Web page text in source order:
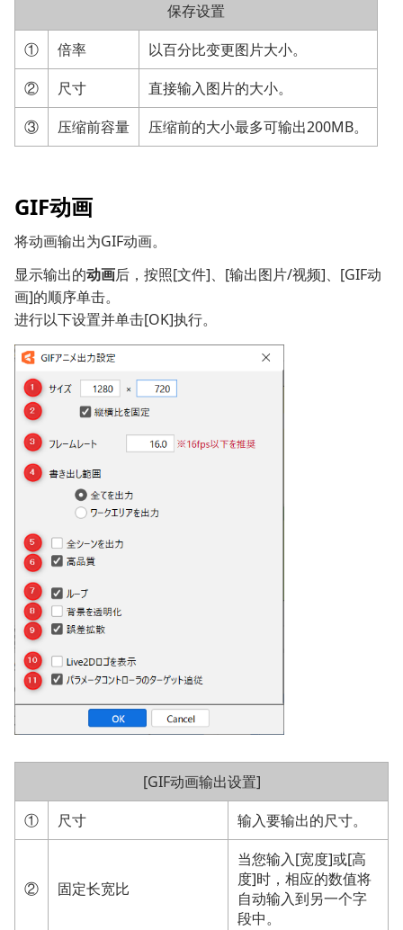
保存设置
①
倍率
以百分比变更图片大小。
②
尺寸
直接输入图片的大小。
③
压缩前容量 压缩前的大小最多可输出200MB。
GIF动画
将动画输出为GIF动画。
显示输出的动画后，按照[文件]、[输出图片/视频]、[GIF动
画]的顺序单击。
进行以下设置并单击[OK]执行。
[GIF动画输出设置]
①
尺寸 输入要输出的尺寸。
② 固定长宽比
当您输入[宽度]或[高
度]时，相应的数值将
自动输入到另一个字
段中。